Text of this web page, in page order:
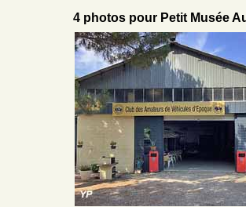
4 photos pour Petit Musée